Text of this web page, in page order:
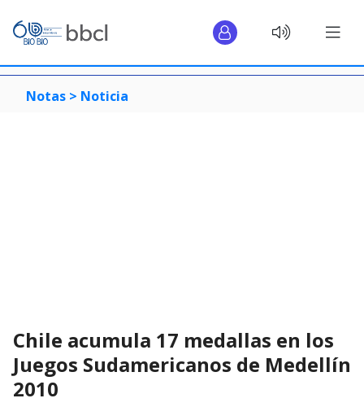
Notas > Noticia
Chile acumula 17 medallas en los
Juegos Sudamericanos de Medellín
2010